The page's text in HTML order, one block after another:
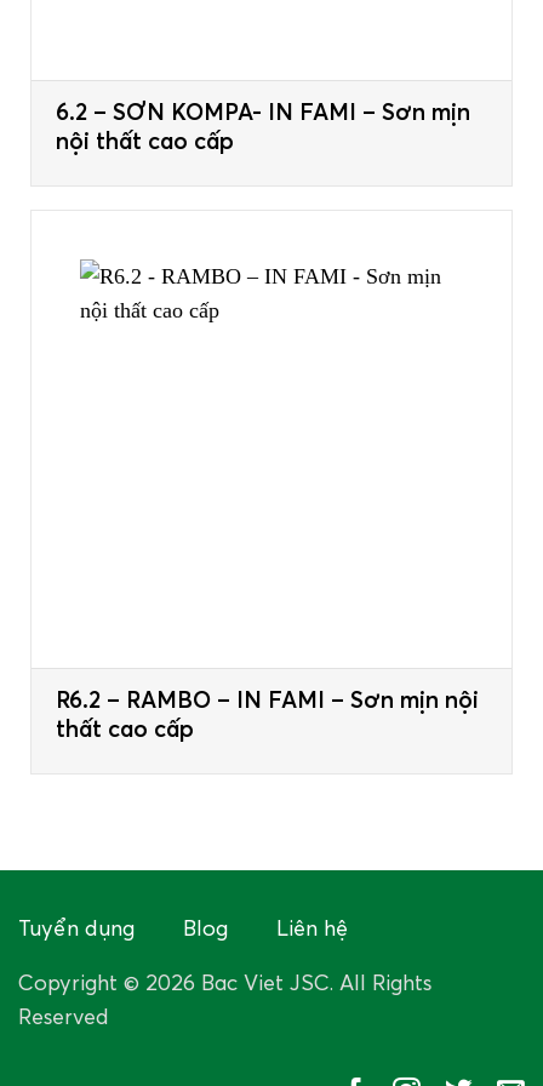
6.2 – SƠN KOMPA- IN FAMI – Sơn mịn
nội thất cao cấp
R6.2 – RAMBO – IN FAMI – Sơn mịn nội
thất cao cấp
Tuyển dụng Blog Liên hệ
Copyright © 2026 Bac Viet JSC. All Rights
Reserved